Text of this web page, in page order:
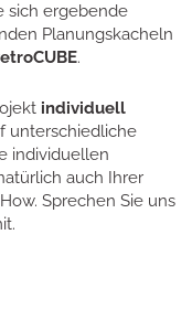
sich ergebende
Planungskacheln
.
individuell
unterschiedliche
individuellen
auch Ihrer
Sprechen Sie uns